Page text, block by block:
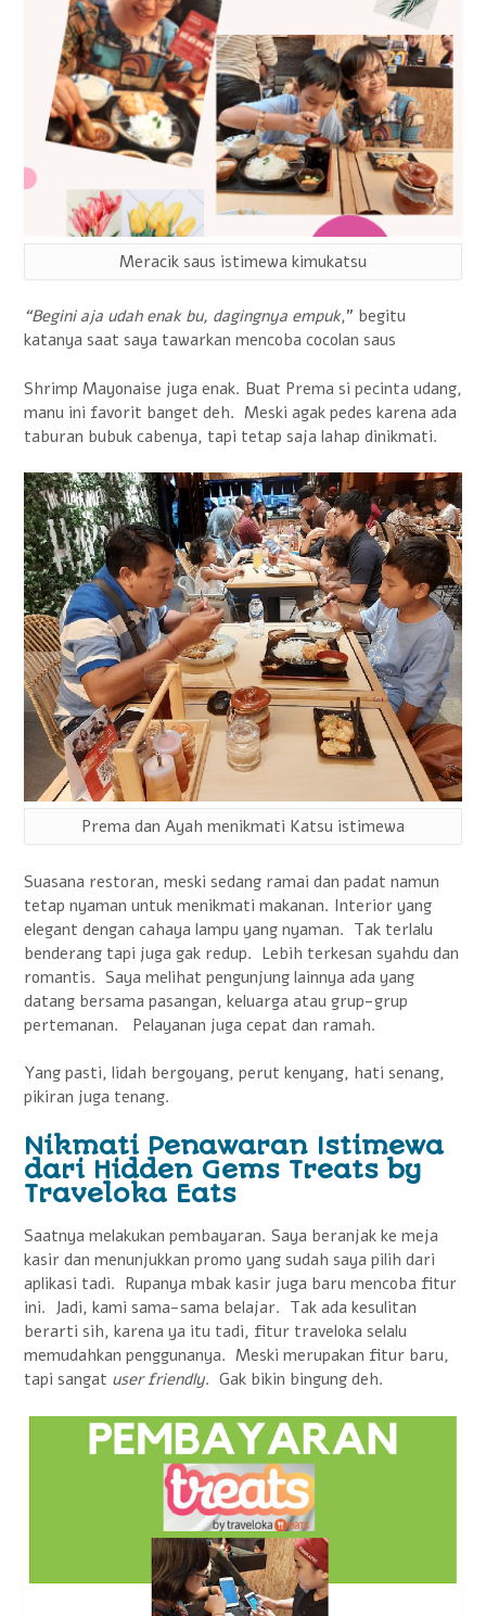
Meracik saus istimewa kimukatsu
“Begini aja udah enak bu, dagingnya empuk,” begitu
katanya saat saya tawarkan mencoba cocolan saus
Shrimp Mayonaise juga enak. Buat Prema si pecinta udang,
manu ini favorit banget deh. Meski agak pedes karena ada
taburan bubuk cabenya, tapi tetap saja lahap dinikmati.
Prema dan Ayah menikmati Katsu istimewa
Suasana restoran, meski sedang ramai dan padat namun
tetap nyaman untuk menikmati makanan. Interior yang
elegant dengan cahaya lampu yang nyaman. Tak terlalu
benderang tapi juga gak redup. Lebih terkesan syahdu dan
romantis. Saya melihat pengunjung lainnya ada yang
datang bersama pasangan, keluarga atau grup-grup
pertemanan. Pelayanan juga cepat dan ramah.
Yang pasti, lidah bergoyang, perut kenyang, hati senang,
pikiran juga tenang.
Nikmati Penawaran Istimewa
dari Hidden Gems Treats by
Traveloka Eats
Saatnya melakukan pembayaran. Saya beranjak ke meja
kasir dan menunjukkan promo yang sudah saya pilih dari
aplikasi tadi. Rupanya mbak kasir juga baru mencoba fitur
ini. Jadi, kami sama-sama belajar. Tak ada kesulitan
berarti sih, karena ya itu tadi, fitur traveloka selalu
memudahkan penggunanya. Meski merupakan fitur baru,
tapi sangat user friendly. Gak bikin bingung deh.